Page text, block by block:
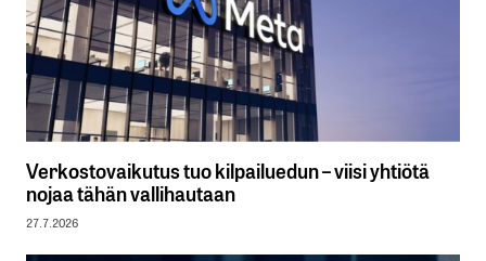
Verkostovaikutus tuo kilpailuedun – viisi yhtiötä
nojaa tähän vallihautaan
27.7.2026